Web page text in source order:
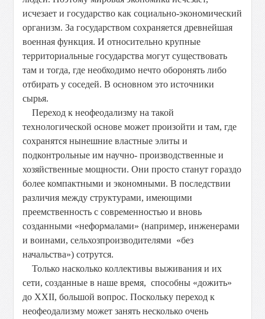
исчезает и государство как социально-экономический
организм. За государством сохраняется древнейшая
военная функция. И относительно крупные
территориальные государства могут существовать
там и тогда, где необходимо нечто оборонять либо
отбирать у соседей. В основном это источники
сырья.
Переход к неофеодализму на такой
технологической основе может произойти и там, где
сохранятся нынешние властные элиты и
подконтрольные им научно- производственные и
хозяйственные мощности. Они просто станут гораздо
более компактными и экономными. В последствии
различия между структурами, имеющими
преемственность с современностью и вновь
созданными «неформалами» (например, инженерами
и воинами, сельхозпроизводителями «без
начальства») сотрутся.
Только насколько коллективы выживания и их
сети, созданные в наше время, способны «дожить»
до XXII, большой вопрос. Поскольку переход к
неофеодализму может занять несколько очень